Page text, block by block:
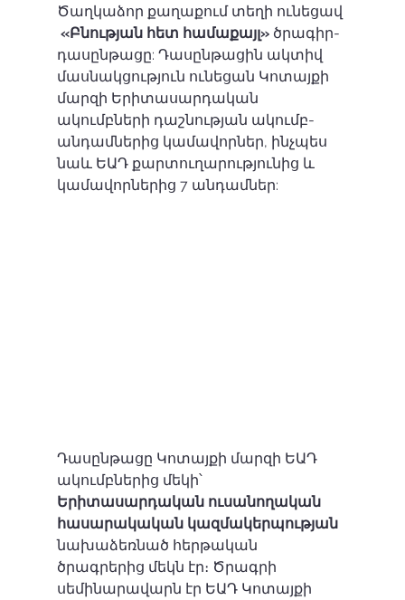
Ծաղկաձոր քաղաքում տեղի ունեցավ
«Բնության հետ համաքայլ» ծրագիր-
դասընթացը: Դասընթացին ակտիվ
մասնակցություն ունեցան Կոտայքի
մարզի Երիտասարդական
ակումբների դաշնության ակումբ-
անդամներից կամավորներ, ինչպես
նաև ԵԱԴ քարտուղարությունից և
կամավորներից 7 անդամներ:
Դասընթացը Կոտայքի մարզի ԵԱԴ
ակումբներից մեկի՝
Երիտասարդական ուսանողական
հասարակական կազմակերպության
նախաձեռնած հերթական
ծրագրերից մեկն էր։ Ծրագրի
սեմինարավարն էր ԵԱԴ Կոտայքի